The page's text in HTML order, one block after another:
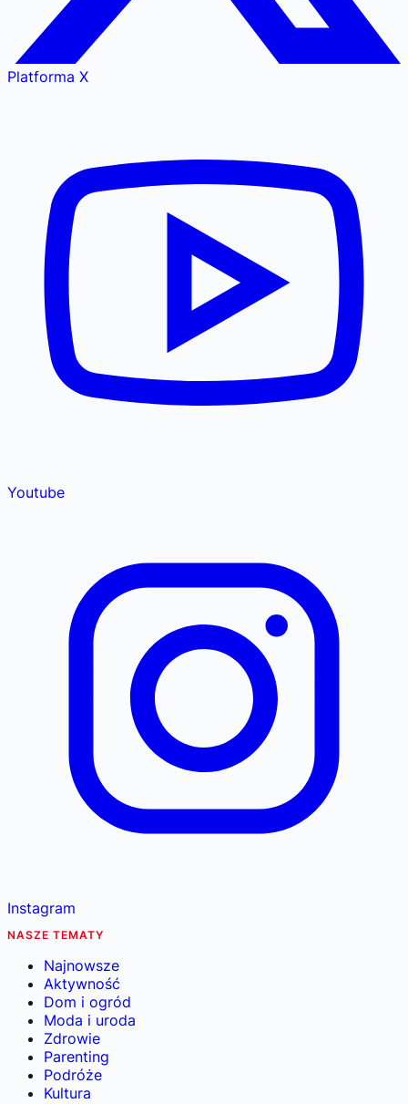
Platforma X
Youtube
Instagram
NASZE TEMATY
Najnowsze
Aktywność
Dom i ogród
Moda i uroda
Zdrowie
Parenting
Podróże
Kultura